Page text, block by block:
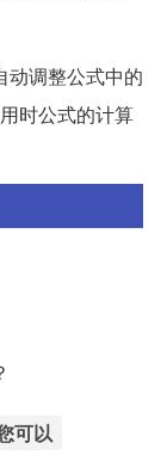
动调整公式中的
时公式的计算
可以